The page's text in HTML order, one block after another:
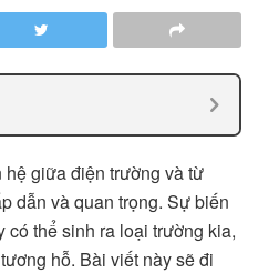
giữa điện trường và từ
dẫn và quan trọng. Sự biến
thể sinh ra loại trường kia,
hỗ. Bài viết này sẽ đi